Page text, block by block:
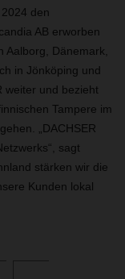
den
AB erworben
Dänemark,
in Jönköping und
weiter und bezieht
Tampere im
„DACHSER
sagt
stärken wir die
Kunden lokal